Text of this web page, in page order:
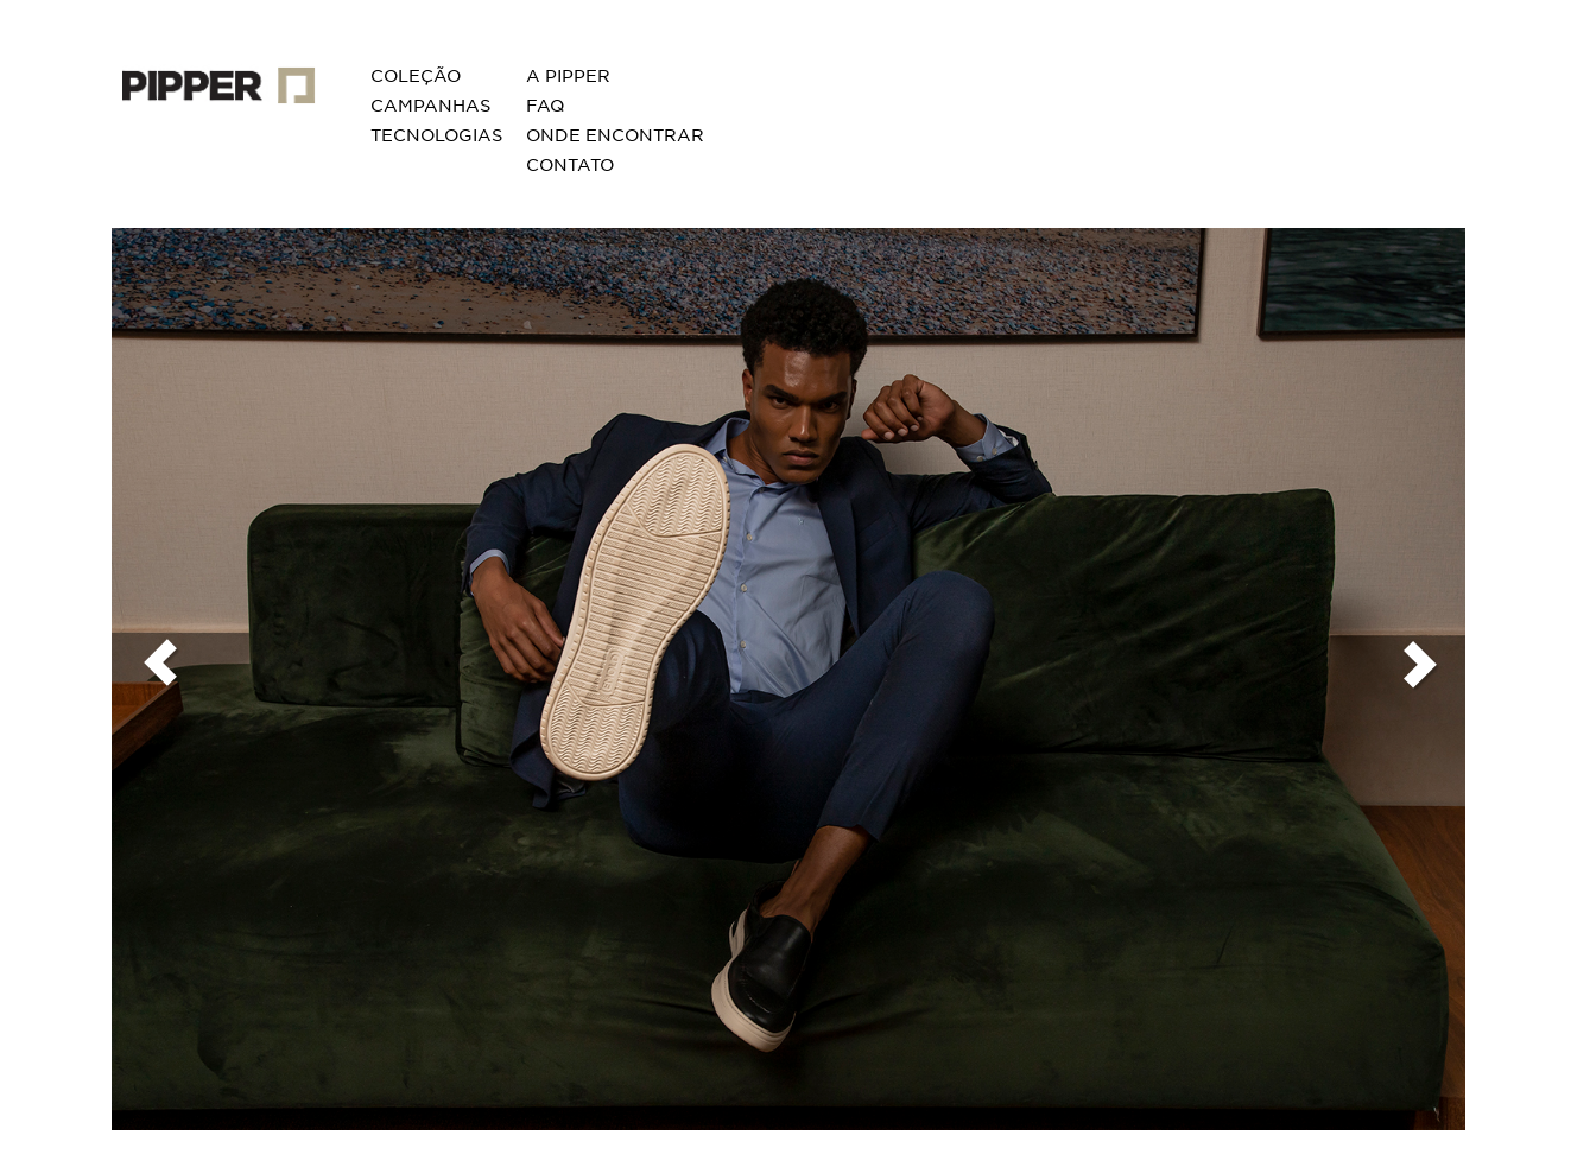
COLEÇÃO
CAMPANHAS
TECNOLOGIAS
A PIPPER
FAQ
ONDE ENCONTRAR
CONTATO